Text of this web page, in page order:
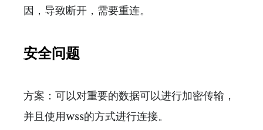
因，导致断开，需要重连。
安全问题
方案：可以对重要的数据可以进行加密传输，
并且使用wss的方式进行连接。